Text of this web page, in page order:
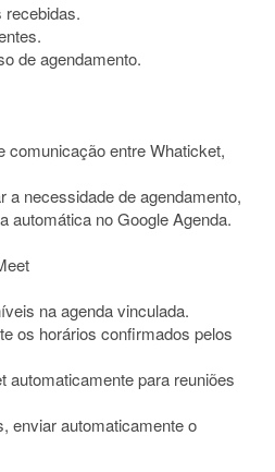
recebidas.
de agendamento.
comunicação entre Whaticket,
a necessidade de agendamento,
automática no Google Agenda.
na agenda vinculada.
os horários confirmados pelos
automaticamente para reuniões
enviar automaticamente o